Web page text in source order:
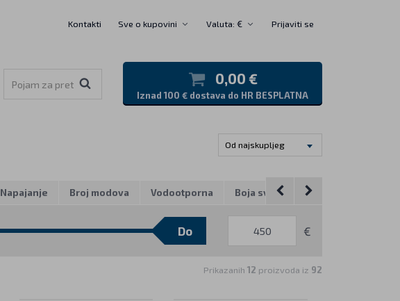
Kontakti Sve o kupovini Valuta: € Prijaviti se
0,00 €
Iznad 100 € dostava do HR BESPLATNA
Od najskupljeg
Napajanje Broj modova Vodootporna Boja svjetlosti
€
Prikazanih12 proizvoda iz 92